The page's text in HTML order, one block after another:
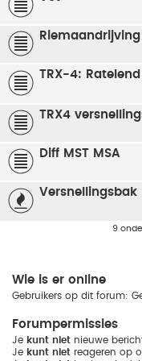
Riemaandrijving
TRX-4:
TRX4
Diff MST MSA
Versnellingsbak
9
Wie is er online
Gebruikers op dit forum:
Forumpermissies
Je kunt niet nieuwe
Je kunt niet reageren op